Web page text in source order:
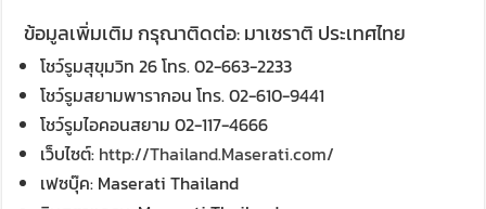
ข้อมูลเพิ่มเติม กรุณาติดต่อ: มาเซราติ ประเทศไทย
โชว์รูมสุขุมวิท 26 โทร. 02-663-2233
โชว์รูมสยามพารากอน โทร. 02-610-9441
โชว์รูมไอคอนสยาม 02-117-4666
เว็บไซต์: http://Thailand.Maserati.com/
เฟซบุ๊ค: Maserati Thailand